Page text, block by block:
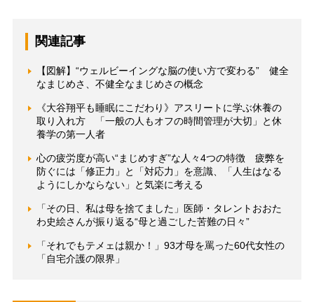
関連記事
【図解】“ウェルビーイングな脳の使い方で変わる” 健全
なまじめさ、不健全なまじめさの概念
《大谷翔平も睡眠にこだわり》アスリートに学ぶ休養の
取り入れ方 「一般の人もオフの時間管理が大切」と休
養学の第一人者
心の疲労度が高い“まじめすぎ”な人々4つの特徴 疲弊を
防ぐには「修正力」と「対応力」を意識、「人生はなる
ようにしかならない」と気楽に考える
「その日、私は母を捨てました」医師・タレントおおた
わ史絵さんが振り返る“母と過ごした苦難の日々”
「それでもテメェは親か！」93才母を罵った60代女性の
「自宅介護の限界」